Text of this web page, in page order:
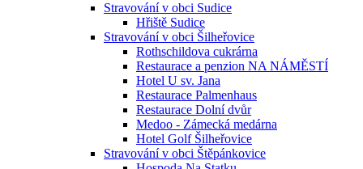
Stravování v obci Sudice
Hřiště Sudice
Stravování v obci Šilheřovice
Rothschildova cukrárna
Restaurace a penzion NA NÁMĚSTÍ
Hotel U sv. Jana
Restaurace Palmenhaus
Restaurace Dolní dvůr
Medoo - Zámecká medárna
Hotel Golf Šilheřovice
Stravování v obci Štěpánkovice